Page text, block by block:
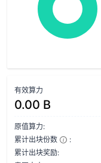
有效算力
0.00 B
原值算力:
累计出块份数
:
累计出块奖励: